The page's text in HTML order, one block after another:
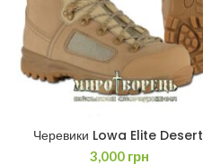
ЧИТАТИ ДАЛІ
Черевики Lowa Elite Desert
3,000 грн